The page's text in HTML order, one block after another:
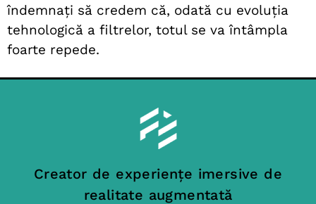
îndemnați să credem că, odată cu evoluția
tehnologică a filtrelor, totul se va întâmpla
foarte repede.
Creator de experiențe imersive de
realitate augmentată